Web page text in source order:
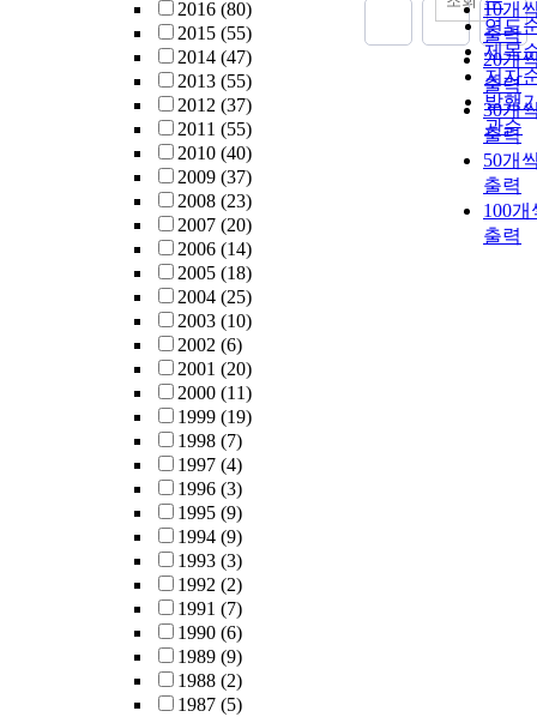
2016 (80)
2015 (55)
2014 (47)
2013 (55)
2012 (37)
2011 (55)
2010 (40)
2009 (37)
2008 (23)
2007 (20)
2006 (14)
2005 (18)
2004 (25)
2003 (10)
2002 (6)
2001 (20)
2000 (11)
1999 (19)
1998 (7)
1997 (4)
1996 (3)
1995 (9)
1994 (9)
1993 (3)
1992 (2)
1991 (7)
1990 (6)
1989 (9)
1988 (2)
1987 (5)
연도
제목
저자
발행
관순
10개
출력
20개
출력
30개
출력
50개
출력
100개
출력